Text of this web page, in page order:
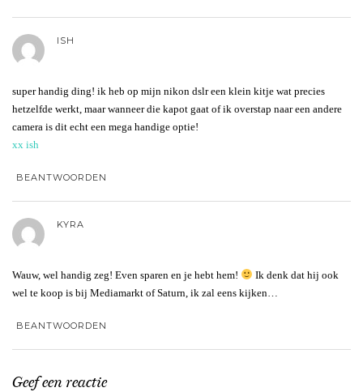
ISH
super handig ding! ik heb op mijn nikon dslr een klein kitje wat precies
hetzelfde werkt, maar wanneer die kapot gaat of ik overstap naar een andere
camera is dit echt een mega handige optie!
xx ish
BEANTWOORDEN
KYRA
Wauw, wel handig zeg! Even sparen en je hebt hem!
Ik denk dat hij ook
wel te koop is bij Mediamarkt of Saturn, ik zal eens kijken…
BEANTWOORDEN
Geef een reactie